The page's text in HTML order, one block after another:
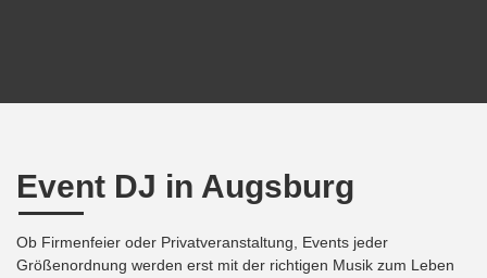
Event DJ in Augsburg
Ob Firmenfeier oder Privatveranstaltung, Events jeder
Größenordnung werden erst mit der richtigen Musik zum Leben